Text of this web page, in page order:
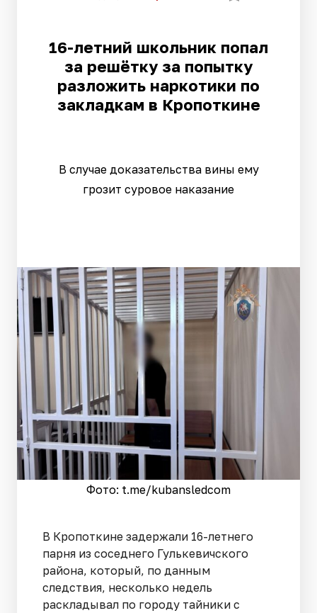
16-летний школьник попал
за решётку за попытку
разложить наркотики по
закладкам в Кропоткине
В случае доказательства вины ему
грозит суровое наказание
Фото: t.me/kubansledcom
В Кропоткине задержали 16-летнего
парня из соседнего Гулькевичского
района, который, по данным
следствия, несколько недель
раскладывал по городу тайники с